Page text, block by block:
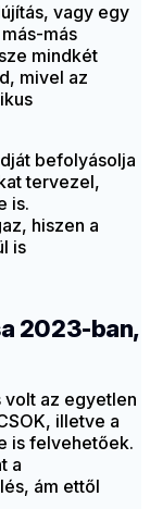
vagy egy
más
mindkét
mivel az
befolyásolja
tervezel,
is.
hiszen a
is
2023-ban,
volt az egyetlen
illetve a
is felvehetőek.
a
ám ettől